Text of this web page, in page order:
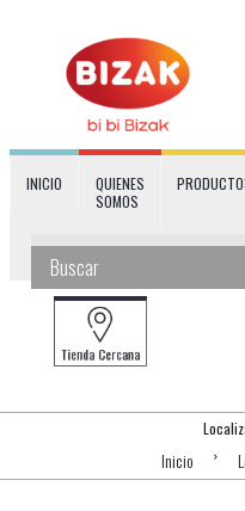
INICIO
QUIENES
SOMOS
Inicio